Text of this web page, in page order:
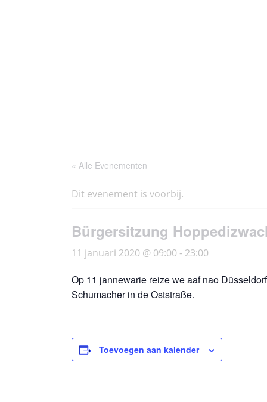
« Alle Evenementen
Dit evenement is voorbij.
Bürgersitzung
11 januari 2020 @ 09:00 - 23:00
Op 11 jannewarie reize we aaf nao
Schumacher in de Oststraße.
Toevoegen aan kalender